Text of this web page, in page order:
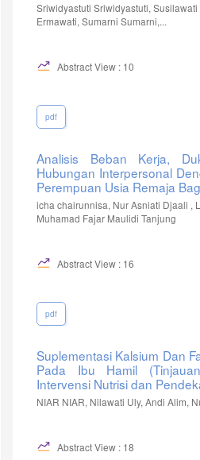
Sriwidyastuti Sriwidyastuti,
Ermawati, Sumarni Sumarni,...
Abstract View : 10
pdf
Analisis Beban Kerja,
Hubungan Interpersonal
Perempuan Usia Remaja
icha chairunnisa, Nur Asniati Djaali ,
Muhamad Fajar Maulidi Tanjung
Abstract View : 16
pdf
Suplementasi Kalsium Dan
Pada Ibu Hamil
Intervensi Nutrisi dan
NIAR NIAR, Nilawati Uly, Andi Alim,
Abstract View : 18